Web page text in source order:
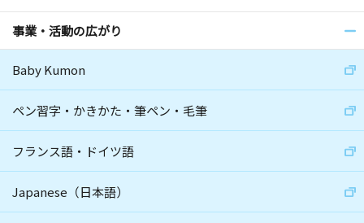
事業・活動の広がり
Baby Kumon
ペン習字・かきかた・筆ペン・毛筆
フランス語・ドイツ語
Japanese（日本語）